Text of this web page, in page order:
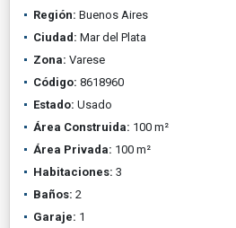
Región: Buenos Aires
Ciudad: Mar del Plata
Zona: Varese
Código: 8618960
Estado: Usado
Área Construida: 100 m²
Área Privada: 100 m²
Habitaciones: 3
Baños: 2
Garaje: 1